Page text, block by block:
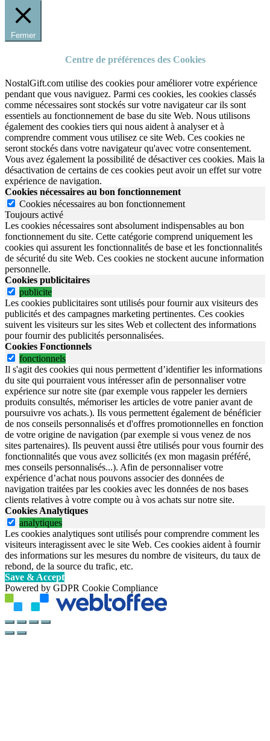
Fermer
Centre de préférences des Cookies
NostalGift.com utilise des cookies pour améliorer votre expérience
pendant que vous naviguez. Parmi ces cookies, les cookies classés
comme nécessaires sont stockés sur votre navigateur car ils sont
essentiels au fonctionnement de base du site Web. Nous utilisons
également des cookies tiers qui nous aident à analyser et à
comprendre comment vous utilisez ce site Web. Ces cookies ne
seront stockés dans votre navigateur qu'avec votre consentement.
Vous avez également la possibilité de désactiver ces cookies. Mais la
désactivation de certains de ces cookies peut avoir un effet sur votre
expérience de navigation.
Cookies nécessaires au bon fonctionnement
Cookies nécessaires au bon fonctionnement
Toujours activé
Les cookies nécessaires sont absolument indispensables au bon
fonctionnement du site. Cette catégorie comprend uniquement les
cookies qui assurent les fonctionnalités de base et les fonctionnalités
de sécurité du site Web. Ces cookies ne stockent aucune information
personnelle.
Cookies publicitaires
publicite
Les cookies publicitaires sont utilisés pour fournir aux visiteurs des
publicités et des campagnes marketing pertinentes. Ces cookies
suivent les visiteurs sur les sites Web et collectent des informations
pour fournir des publicités personnalisées.
Cookies Fonctionnels
fonctionnels
Il s'agit des cookies qui nous permettent d’identifier les informations
du site qui pourraient vous intéresser afin de personnaliser votre
expérience sur notre site (par exemple vous rappeler les derniers
produits consultés, mémoriser les articles de votre panier avant de
poursuivre vos achats.). Ils vous permettent également de bénéficier
de nos conseils personnalisés et d'offres promotionnelles en fonction
de votre origine de navigation (par exemple si vous venez de nos
sites partenaires). Ils peuvent aussi être utilisés pour vous fournir des
fonctionnalités que vous avez sollicités (ex mon magasin préféré,
mes conseils personnalisés...). Afin de personnaliser votre
expérience d’achat nous pouvons associer des données de
navigation traitées par les cookies avec les données de nos bases
clients relatives à votre compte ou à vos achats sur notre site.
Cookies Analytiques
analytiques
Les cookies analytiques sont utilisés pour comprendre comment les
visiteurs interagissent avec le site Web. Ces cookies aident à fournir
des informations sur les mesures du nombre de visiteurs, du taux de
rebond, de la source du trafic, etc.
Save & Accept
Powered by GDPR Cookie Compliance